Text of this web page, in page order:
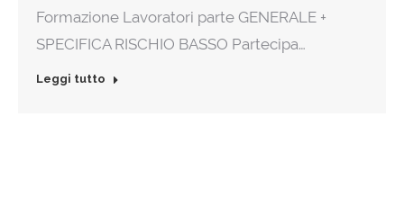
Formazione Lavoratori parte GENERALE +
SPECIFICA RISCHIO BASSO Partecipa…
Leggi tutto